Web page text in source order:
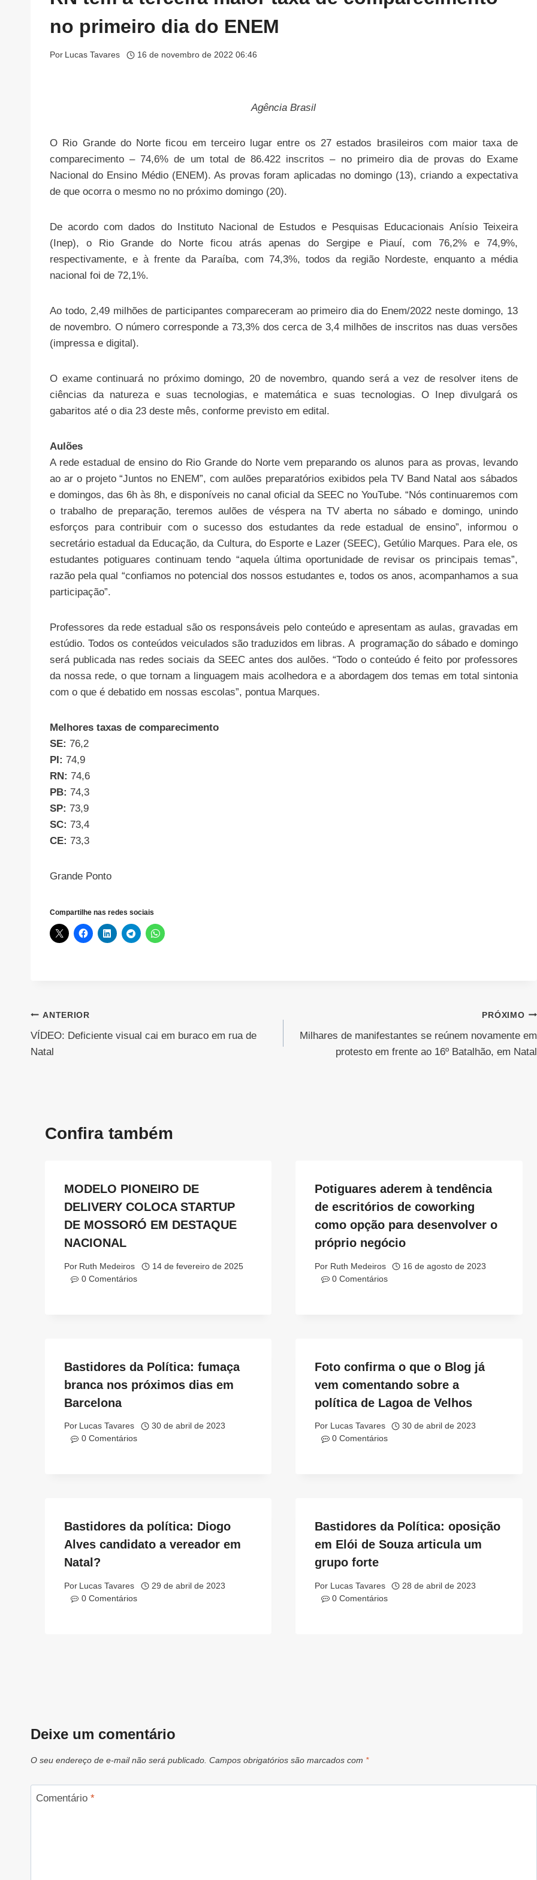
no primeiro dia do ENEM
Por Lucas Tavares 16 de novembro de 2022 06:46
Agência Brasil
O Rio Grande do Norte ficou em terceiro lugar entre os 27 estados brasileiros com maior taxa de
comparecimento – 74,6% de um total de 86.422 inscritos – no primeiro dia de provas do Exame
Nacional do Ensino Médio (ENEM). As provas foram aplicadas no domingo (13), criando a expectativa
de que ocorra o mesmo no no próximo domingo (20).
De acordo com dados do Instituto Nacional de Estudos e Pesquisas Educacionais Anísio Teixeira
(Inep), o Rio Grande do Norte ficou atrás apenas do Sergipe e Piauí, com 76,2% e 74,9%,
respectivamente, e à frente da Paraíba, com 74,3%, todos da região Nordeste, enquanto a média
nacional foi de 72,1%.
Ao todo, 2,49 milhões de participantes compareceram ao primeiro dia do Enem/2022 neste domingo, 13
de novembro. O número corresponde a 73,3% dos cerca de 3,4 milhões de inscritos nas duas versões
(impressa e digital).
O exame continuará no próximo domingo, 20 de novembro, quando será a vez de resolver itens de
ciências da natureza e suas tecnologias, e matemática e suas tecnologias. O Inep divulgará os
gabaritos até o dia 23 deste mês, conforme previsto em edital.
Aulões
A rede estadual de ensino do Rio Grande do Norte vem preparando os alunos para as provas, levando
ao ar o projeto “Juntos no ENEM”, com aulões preparatórios exibidos pela TV Band Natal aos sábados
e domingos, das 6h às 8h, e disponíveis no canal oficial da SEEC no YouTube. “Nós continuaremos com
o trabalho de preparação, teremos aulões de véspera na TV aberta no sábado e domingo, unindo
esforços para contribuir com o sucesso dos estudantes da rede estadual de ensino”, informou o
secretário estadual da Educação, da Cultura, do Esporte e Lazer (SEEC), Getúlio Marques. Para ele, os
estudantes potiguares continuam tendo “aquela última oportunidade de revisar os principais temas”,
razão pela qual “confiamos no potencial dos nossos estudantes e, todos os anos, acompanhamos a sua
participação”.
Professores da rede estadual são os responsáveis pelo conteúdo e apresentam as aulas, gravadas em
estúdio. Todos os conteúdos veiculados são traduzidos em libras. A programação do sábado e domingo
será publicada nas redes sociais da SEEC antes dos aulões. “Todo o conteúdo é feito por professores
da nossa rede, o que tornam a linguagem mais acolhedora e a abordagem dos temas em total sintonia
com o que é debatido em nossas escolas”, pontua Marques.
Melhores taxas de comparecimento
SE: 76,2
PI: 74,9
RN: 74,6
PB: 74,3
SP: 73,9
SC: 73,4
CE: 73,3
Grande Ponto
Compartilhe nas redes sociais
Navegação
de
ANTERIOR
VÍDEO: Deficiente visual cai em buraco em rua de
Natal
PRÓXIMO
Milhares de manifestantes se reúnem novamente em
protesto em frente ao 16º Batalhão, em Natal
Confira também
MODELO PIONEIRO DE
DELIVERY COLOCA STARTUP
DE MOSSORÓ EM DESTAQUE
NACIONAL
Por Ruth Medeiros
14 de fevereiro de 2025
0 Comentários
Potiguares aderem à tendência
de escritórios de coworking
como opção para desenvolver o
próprio negócio
Por Ruth Medeiros
16 de agosto de 2023
0 Comentários
Bastidores da Política: fumaça
branca nos próximos dias em
Barcelona
Por Lucas Tavares
30 de abril de 2023
0 Comentários
Foto confirma o que o Blog já
vem comentando sobre a
política de Lagoa de Velhos
Por Lucas Tavares
30 de abril de 2023
0 Comentários
Bastidores da política: Diogo
Alves candidato a vereador em
Natal?
Por Lucas Tavares
29 de abril de 2023
0 Comentários
Bastidores da Política: oposição
em Elói de Souza articula um
grupo forte
Por Lucas Tavares
28 de abril de 2023
0 Comentários
Deixe um comentário
O seu endereço de e-mail não será publicado. Campos obrigatórios são marcados com *
Comentário *